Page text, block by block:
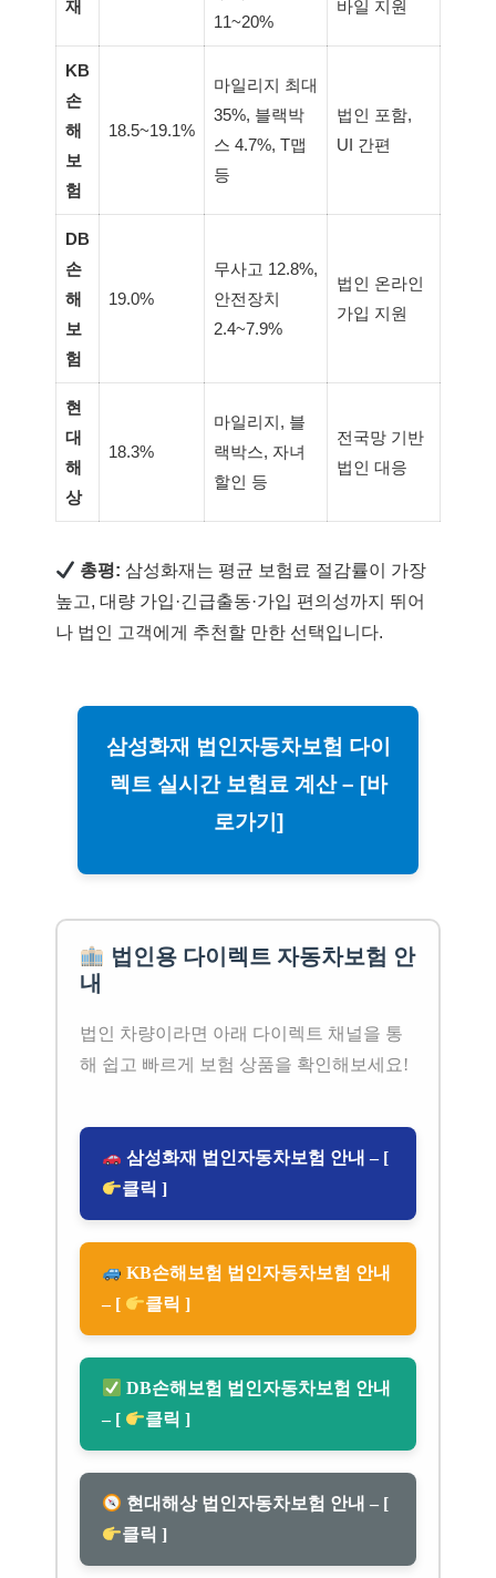
재
11~20%
바일 지원
KB
손
해
보
험
18.5~19.1%
마일리지 최대
35%, 블랙박
스 4.7%, T맵
등
법인 포함,
UI 간편
DB
손
해
보
험
19.0%
무사고 12.8%,
안전장치
2.4~7.9%
법인 온라인
가입 지원
현
대
해
상
18.3%
마일리지, 블
랙박스, 자녀
할인 등
전국망 기반
법인 대응
총평: 삼성화재는 평균 보험료 절감률이 가장
높고, 대량 가입·긴급출동·가입 편의성까지 뛰어
나 법인 고객에게 추천할 만한 선택입니다.
삼성화재 법인자동차보험 다이
렉트 실시간 보험료 계산 – [바
로가기]
법인용 다이렉트 자동차보험 안
내
법인 차량이라면 아래 다이렉트 채널을 통
해 쉽고 빠르게 보험 상품을 확인해보세요!
삼성화재 법인자동차보험 안내 – [
클릭 ]
KB손해보험 법인자동차보험 안내
– [
클릭 ]
DB손해보험 법인자동차보험 안내
– [
클릭 ]
현대해상 법인자동차보험 안내 – [
클릭 ]